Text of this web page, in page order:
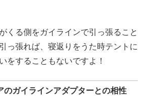
くる側をガイラインで引っ張ること
っ張れば、寝返りをうた時テントに
をすることもないですよ！
のガイラインアダプターとの相性